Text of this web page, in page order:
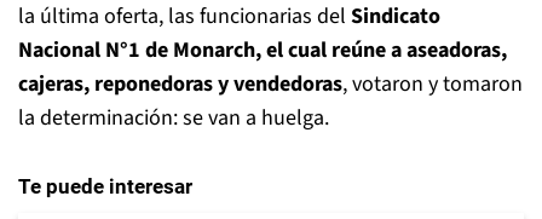
la última oferta, las funcionarias del Sindicato
Nacional N°1 de Monarch, el cual reúne a aseadoras,
cajeras, reponedoras y vendedoras, votaron y tomaron
la determinación: se van a huelga.
Te puede interesar